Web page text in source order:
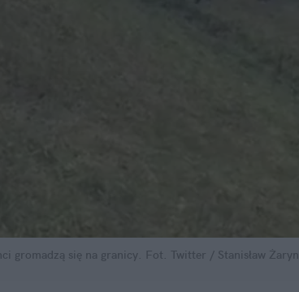
gromadzą się na granicy. Fot. Twitter / Stanisław Żaryn